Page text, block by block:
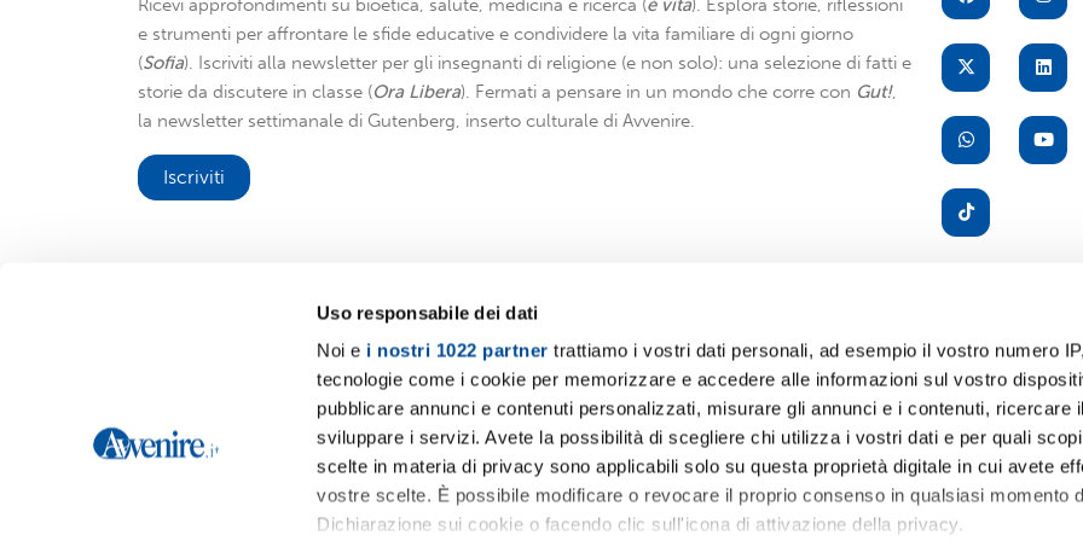
Uso responsabile dei dati
Noi e i nostri 1022 partner trattiamo i vostri dati personali, ad esempio il vostro numero
tecnologie come i cookie per memorizzare e accedere alle informazioni sul vostro
pubblicare annunci e contenuti personalizzati, misurare gli annunci e i contenuti, ricercare
sviluppare i servizi. Avete la possibilità di scegliere chi utilizza i vostri dati e per quali
scelte in materia di privacy sono applicabili solo su questa proprietà digitale in cui avete
vostre scelte. È possibile modificare o revocare il proprio consenso in qualsiasi momento
Dichiarazione sui cookie o facendo clic sull'icona di attivazione della privacy.
Ricevi approfondimenti su bioetica, salute, medicina e ricerca (è vita). Esplora storie, riflessioni
e strumenti per affrontare le sfide educative e condividere la vita familiare di ogni giorno
(Sofia). Iscriviti alla newsletter per gli insegnanti di religione (e non solo): una selezione di fatti e
storie da discutere in classe (Ora Libera). Fermati a pensare in un mondo che corre con Gut!,
la newsletter settimanale di Gutenberg, inserto culturale di Avvenire.
Iscriviti